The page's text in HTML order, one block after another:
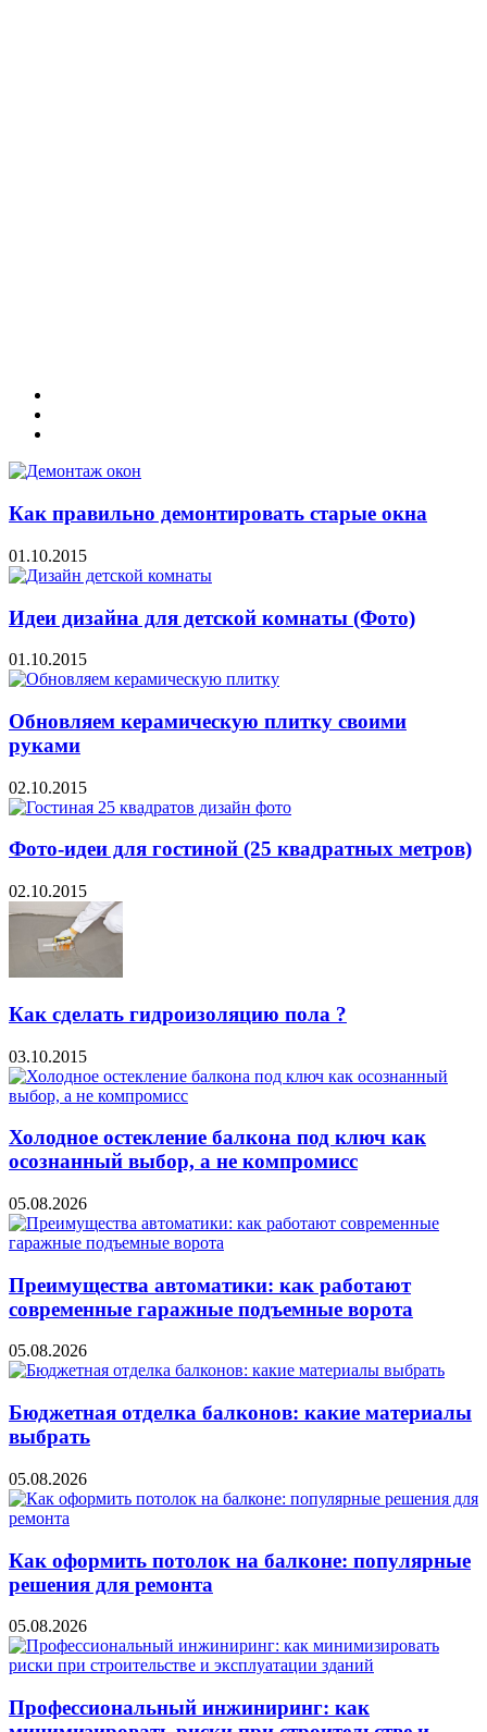
Как правильно демонтировать старые окна
01.10.2015
Идеи дизайна для детской комнаты (Фото)
01.10.2015
Обновляем керамическую плитку своими
руками
02.10.2015
Фото-идеи для гостиной (25 квадратных метров)
02.10.2015
Как сделать гидроизоляцию пола ?
03.10.2015
Холодное остекление балкона под ключ как
осознанный выбор, а не компромисс
05.08.2026
Преимущества автоматики: как работают
современные гаражные подъемные ворота
05.08.2026
Бюджетная отделка балконов: какие материалы
выбрать
05.08.2026
Как оформить потолок на балконе: популярные
решения для ремонта
05.08.2026
Профессиональный инжиниринг: как